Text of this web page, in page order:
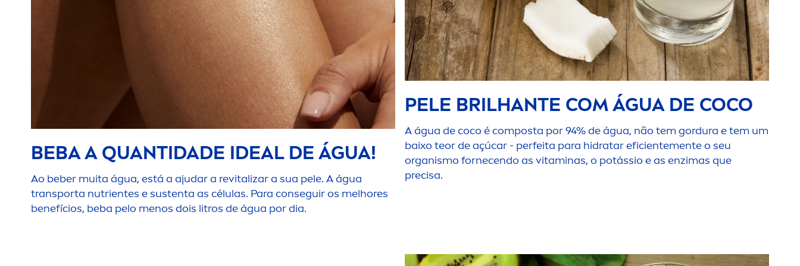
BEBA A QUANTIDADE IDEAL DE ÁGUA!
Ao beber muita água, está a ajudar a revitalizar a sua pele. A água
transporta nutrientes e sustenta as células. Para conseguir os melhores
benefícios, beba pelo menos dois litros de água por dia.
PELE BRILHANTE COM ÁGUA DE COCO
A água de coco é composta por 94% de água, não tem gordura e tem um
baixo teor de açúcar - perfeita para hidratar eficientemente o seu
organismo fornecendo as vitaminas, o potássio e as enzimas que
precisa.